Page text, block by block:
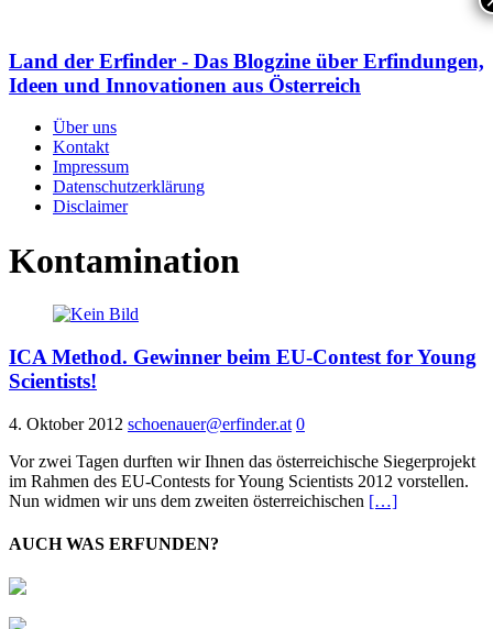
Land der Erfinder - Das Blogzine über Erfindungen,
Ideen und Innovationen aus Österreich
Über uns
Kontakt
Impressum
Datenschutzerklärung
Disclaimer
Kontamination
ICA Method. Gewinner beim EU-Contest for Young
Scientists!
4. Oktober 2012 schoenauer@erfinder.at 0
Vor zwei Tagen durften wir Ihnen das österreichische Siegerprojekt
im Rahmen des EU-Contests for Young Scientists 2012 vorstellen.
Nun widmen wir uns dem zweiten österreichischen […]
AUCH WAS ERFUNDEN?